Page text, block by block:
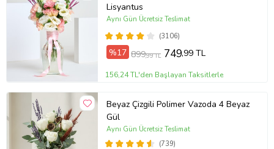
Ürün Kodu:vbt1363
Lisyantus
(3106)
Aynı Gün Ücretsiz Teslimat
%17 899,99 TL 749,99 TL
156,24 TL'den Başlayan Taksitlerle
Beyaz Çizgili Polimer Vazoda 4 Beyaz
Gül
(739)
Aynı Gün Ücretsiz Teslimat